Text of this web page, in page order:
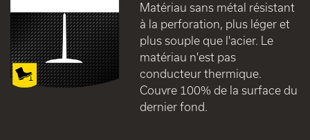
Matériau sans métal résistant
à la perforation, plus léger et
plus souple que l'acier. Le
matériau n'est pas
conducteur thermique.
Couvre 100% de la surface du
dernier fond.